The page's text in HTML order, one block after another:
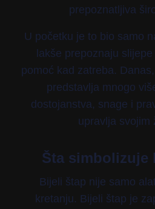
prepoznatljiva
U početku je to bio samo
lakše prepoznaju
pomoć kad zatreba.
predstavlja mnogo
dostojanstva, snage i
upravlja svojim
Šta simbolizuje
Bijeli štap nije samo
kretanju. Bijeli štap je